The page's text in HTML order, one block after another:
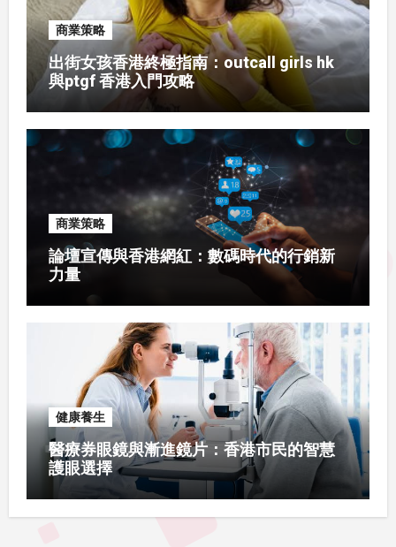
商業策略
出街女孩香港終極指南：outcall girls hk
與ptgf 香港入門攻略
商業策略
論壇宣傳與香港網紅：數碼時代的行銷新
力量
健康養生
醫療券眼鏡與漸進鏡片：香港市民的智慧
護眼選擇